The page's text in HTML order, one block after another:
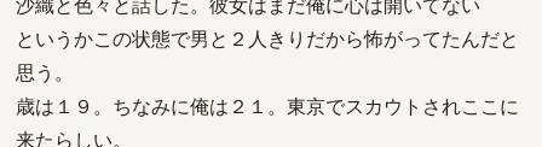
というかこの状態で男と２人きりだから怖がってたんだと
思う。
歳は１９。ちなみに俺は２１。東京でスカウトされここに
来たらしい。